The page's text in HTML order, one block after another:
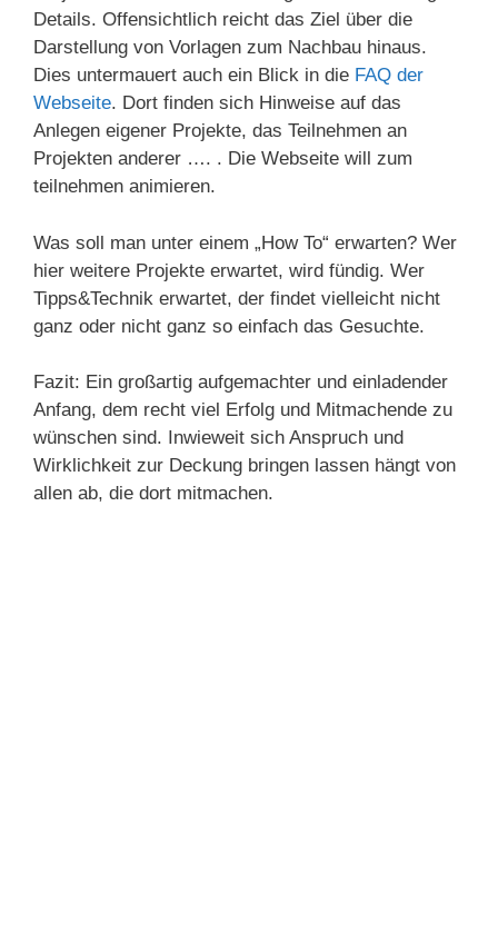
Details. Offensichtlich reicht das Ziel über die
Darstellung von Vorlagen zum Nachbau hinaus.
Dies untermauert auch ein Blick in die FAQ der
Webseite. Dort finden sich Hinweise auf das
Anlegen eigener Projekte, das Teilnehmen an
Projekten anderer …. . Die Webseite will zum
teilnehmen animieren.
Was soll man unter einem „How To“ erwarten? Wer
hier weitere Projekte erwartet, wird fündig. Wer
Tipps&Technik erwartet, der findet vielleicht nicht
ganz oder nicht ganz so einfach das Gesuchte.
Fazit: Ein großartig aufgemachter und einladender
Anfang, dem recht viel Erfolg und Mitmachende zu
wünschen sind. Inwieweit sich Anspruch und
Wirklichkeit zur Deckung bringen lassen hängt von
allen ab, die dort mitmachen.